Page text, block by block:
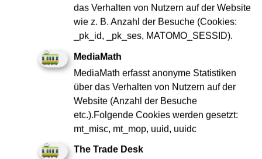
Elektroniker:in / Mechatroniker:in Bahnstromanlagen
Absolvent:in
das Verhalten von Nutzern auf der Website
wie z. B. Anzahl der Besuche (Cookies:
_pk_id, _pk_ses, MATOMO_SESSID).
MediaMath
MediaMath erfasst anonyme Statistiken
über das Verhalten von Nutzern auf der
Website (Anzahl der Besuche
etc.).Folgende Cookies werden gesetzt:
mt_misc, mt_mop, uuid, uuidc
The Trade Desk